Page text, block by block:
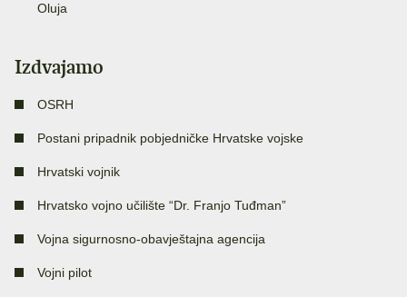
Oluja
Izdvajamo
OSRH
Postani pripadnik pobjedničke Hrvatske vojske
Hrvatski vojnik
Hrvatsko vojno učilište “Dr. Franjo Tuđman”
Vojna sigurnosno-obavještajna agencija
Vojni pilot